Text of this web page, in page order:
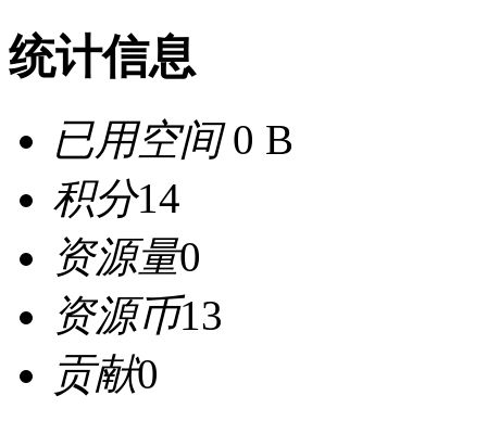
统计信息
已用空间0 B
积分14
资源量0
资源币13
贡献0